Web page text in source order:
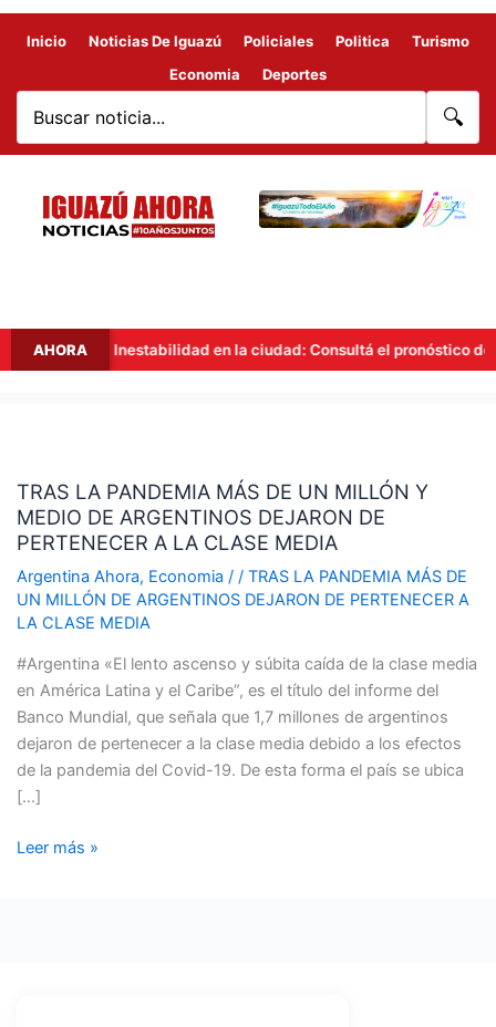
Inicio Noticias De Iguazú Policiales Politica
Turismo
Economia
Deportes
🔍
AHORAInestabilidad en la ciudad: Consultá el pronóstico del
TRAS LA PANDEMIA MÁS DE UN MILLÓN Y
MEDIO DE ARGENTINOS DEJARON DE
PERTENECER A LA CLASE MEDIA
Argentina Ahora, Economia / / TRAS LA PANDEMIA MÁS DE
UN MILLÓN DE ARGENTINOS DEJARON DE PERTENECER A
LA CLASE MEDIA
#Argentina «El lento ascenso y súbita caída de la clase media
en América Latina y el Caribe”, es el título del informe del
Banco Mundial, que señala que 1,7 millones de argentinos
dejaron de pertenecer a la clase media debido a los efectos
de la pandemia del Covid-19. De esta forma el país se ubica
[…]
PANDEMIA
MÁS
DE
UN
MILLÓN
Y
MEDIO
ARGENTINOS
DEJARON
DE
PERTENECER
LA
Leer más »